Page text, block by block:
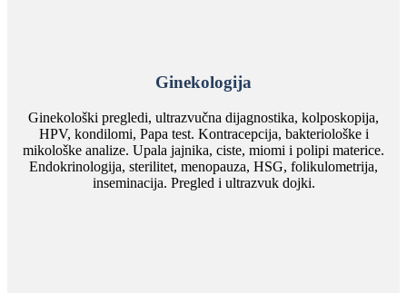
Ginekologija
Ginekološki pregledi, ultrazvučna dijagnostika, kolposkopija,
HPV, kondilomi, Papa test. Kontracepcija, bakteriološke i
mikološke analize. Upala jajnika, ciste, miomi i polipi materice.
Endokrinologija, sterilitet, menopauza, HSG, folikulometrija,
inseminacija. Pregled i ultrazvuk dojki.